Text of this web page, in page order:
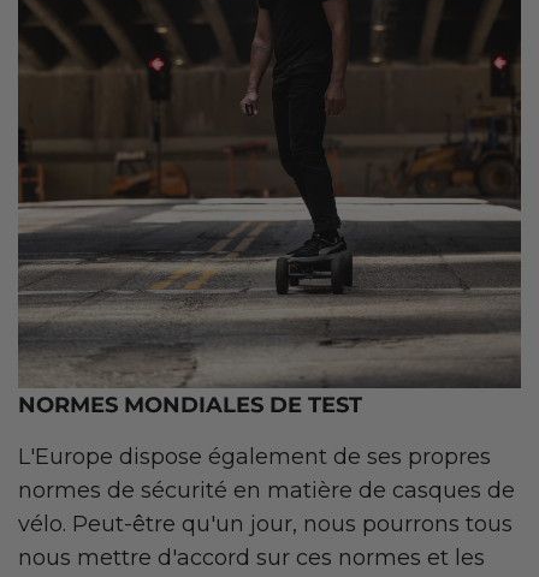
NORMES MONDIALES DE TEST
L'Europe dispose également de ses propres
normes de sécurité en matière de casques de
vélo. Peut-être qu'un jour, nous pourrons tous
nous mettre d'accord sur ces normes et les